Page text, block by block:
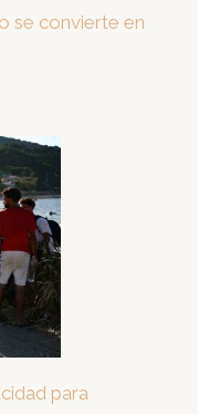
se convierte en
para